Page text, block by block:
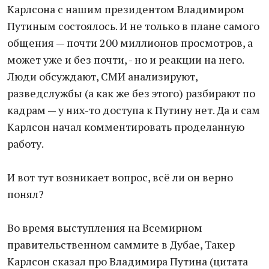
Карлсона с нашим президентом Владимиром
Путиным состоялось. И не только в плане самого
общения — почти 200 миллионов просмотров, а
может уже и без почти, - но и реакции на него.
Люди обсуждают, СМИ анализируют,
разведслужбы (а как же без этого) разбирают по
кадрам — у них-то доступа к Путину нет. Да и сам
Карлсон начал комментировать проделанную
работу.
И вот тут возникает вопрос, всё ли он верно
понял?
Во время выступления на Всемирном
правительственном саммите в Дубае, Такер
Карлсон сказал про Владимира Путина (цитата